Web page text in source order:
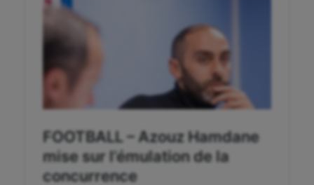
Plongée
Sarbacane
Sport adapté
Sport handicap